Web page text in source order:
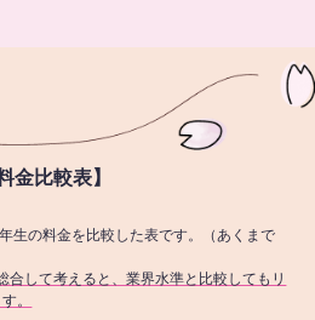
金比較表】
生の料金を比較した表です。（あくまで
合して考えると、業界水準と比較してもリ
。